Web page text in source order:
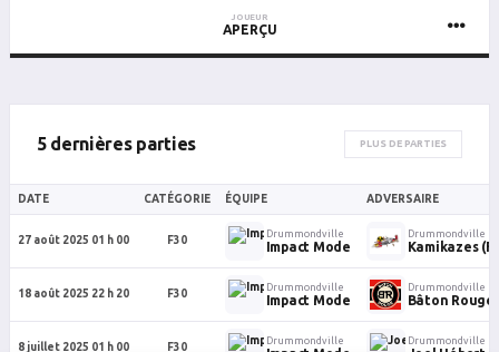
JOUEUR
APERÇU
5 dernières parties PLUS DE PARTIES
DATE CATÉGORIE ÉQUIPE ADVERSAIRE
27 août 2025 01 h 00 F30
Drummondville
Impact Mode
Drummondville
Kamikazes
18 août 2025 22 h 20 F30
Drummondville
Impact Mode
Drummondville
Bâton Rouge
8 juillet 2025 01 h 00 F30
Drummondville Drummondville